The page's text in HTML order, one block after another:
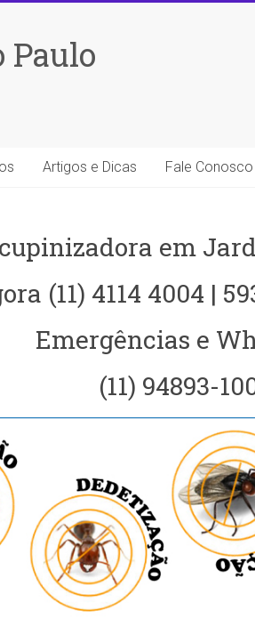
Paulo
Artigos e Dicas Fale Conosco
em
(11) 4114 4004 |
Emergências e
(11) 94893-